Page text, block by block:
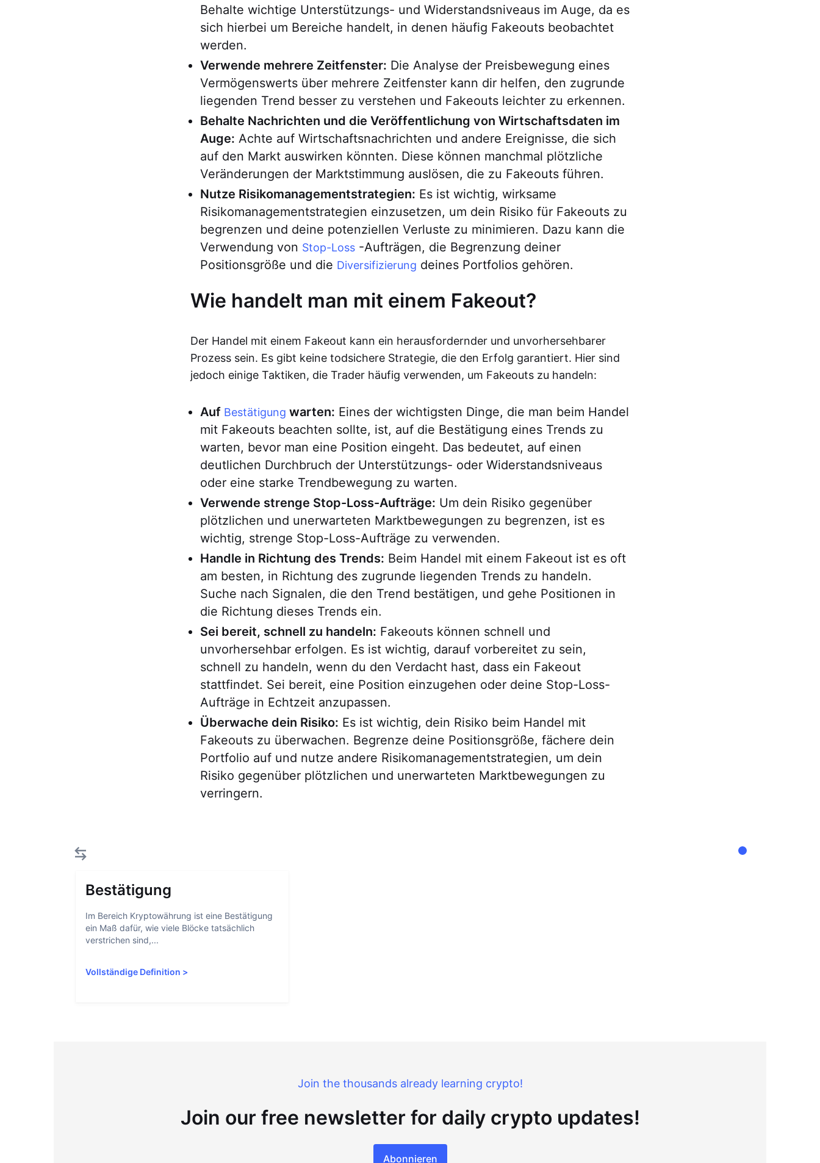
Behalte wichtige Unterstützungs- und Widerstandsniveaus im Auge, da es
sich hierbei um Bereiche handelt, in denen häufig Fakeouts beobachtet
werden.
Verwende mehrere Zeitfenster: Die Analyse der Preisbewegung eines
Vermögenswerts über mehrere Zeitfenster kann dir helfen, den zugrunde
liegenden Trend besser zu verstehen und Fakeouts leichter zu erkennen.
Behalte Nachrichten und die Veröffentlichung von Wirtschaftsdaten im
Auge: Achte auf Wirtschaftsnachrichten und andere Ereignisse, die sich
auf den Markt auswirken könnten. Diese können manchmal plötzliche
Veränderungen der Marktstimmung auslösen, die zu Fakeouts führen.
Nutze Risikomanagementstrategien: Es ist wichtig, wirksame
Risikomanagementstrategien einzusetzen, um dein Risiko für Fakeouts zu
begrenzen und deine potenziellen Verluste zu minimieren. Dazu kann die
Verwendung von Stop-Loss -Aufträgen, die Begrenzung deiner
Positionsgröße und die Diversifizierung deines Portfolios gehören.
Wie handelt man mit einem Fakeout?
Der Handel mit einem Fakeout kann ein herausfordernder und unvorhersehbarer
Prozess sein. Es gibt keine todsichere Strategie, die den Erfolg garantiert. Hier sind
jedoch einige Taktiken, die Trader häufig verwenden, um Fakeouts zu handeln:
Auf Bestätigung warten: Eines der wichtigsten Dinge, die man beim Handel
mit Fakeouts beachten sollte, ist, auf die Bestätigung eines Trends zu
warten, bevor man eine Position eingeht. Das bedeutet, auf einen
deutlichen Durchbruch der Unterstützungs- oder Widerstandsniveaus
oder eine starke Trendbewegung zu warten.
Verwende strenge Stop-Loss-Aufträge: Um dein Risiko gegenüber
plötzlichen und unerwarteten Marktbewegungen zu begrenzen, ist es
wichtig, strenge Stop-Loss-Aufträge zu verwenden.
Handle in Richtung des Trends: Beim Handel mit einem Fakeout ist es oft
am besten, in Richtung des zugrunde liegenden Trends zu handeln.
Suche nach Signalen, die den Trend bestätigen, und gehe Positionen in
die Richtung dieses Trends ein.
Sei bereit, schnell zu handeln: Fakeouts können schnell und
unvorhersehbar erfolgen. Es ist wichtig, darauf vorbereitet zu sein,
schnell zu handeln, wenn du den Verdacht hast, dass ein Fakeout
stattfindet. Sei bereit, eine Position einzugehen oder deine Stop-Loss-
Aufträge in Echtzeit anzupassen.
Überwache dein Risiko: Es ist wichtig, dein Risiko beim Handel mit
Fakeouts zu überwachen. Begrenze deine Positionsgröße, fächere dein
Portfolio auf und nutze andere Risikomanagementstrategien, um dein
Risiko gegenüber plötzlichen und unerwarteten Marktbewegungen zu
verringern.
Bestätigung
Im Bereich Kryptowährung ist eine Bestätigung
ein Maß dafür, wie viele Blöcke tatsächlich
verstrichen sind,...
Vollständige Definition >
Join the thousands already learning crypto!
Join our free newsletter for daily crypto updates!
Abonnieren